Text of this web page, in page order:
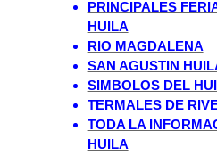
PRINCIPALES
HUILA
RIO MAGDALENA
SAN AGUSTIN
SIMBOLOS DEL
TERMALES DE
TODA LA
HUILA